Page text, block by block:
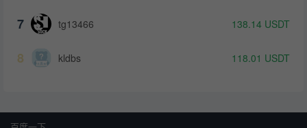
7 tg13466 138.14 USDT
8 kldbs 118.01 USDT